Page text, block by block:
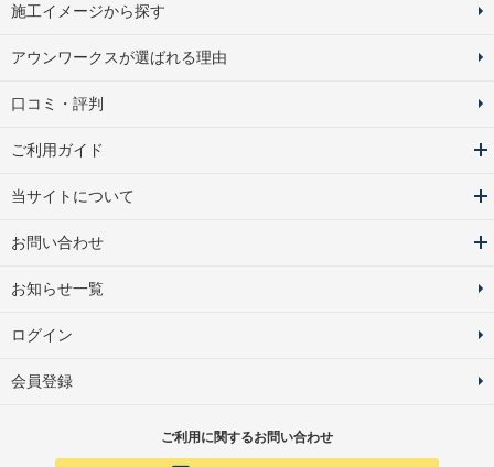
施工イメージから探す
アウンワークスが選ばれる理由
口コミ・評判
ご利用ガイド
当サイトについて
お問い合わせ
お知らせ一覧
ログイン
会員登録
ご利用に関するお問い合わせ